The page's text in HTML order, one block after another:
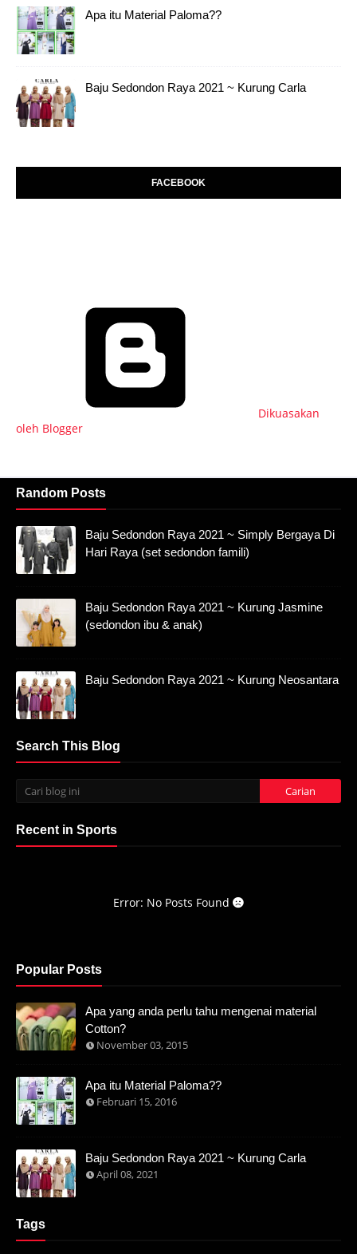
Apa itu Material Paloma??
Baju Sedondon Raya 2021 ~ Kurung Carla
FACEBOOK
Dikuasakan
oleh Blogger
Random Posts
Baju Sedondon Raya 2021 ~ Simply Bergaya Di
Hari Raya (set sedondon famili)
Baju Sedondon Raya 2021 ~ Kurung Jasmine
(sedondon ibu & anak)
Baju Sedondon Raya 2021 ~ Kurung Neosantara
Search This Blog
Recent in Sports
Error: No Posts Found
Popular Posts
Apa yang anda perlu tahu mengenai material
Cotton?
November 03, 2015
Apa itu Material Paloma??
Februari 15, 2016
Baju Sedondon Raya 2021 ~ Kurung Carla
April 08, 2021
Tags